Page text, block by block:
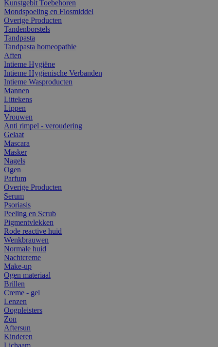
Kunstgebit Toebehoren
Mondspoeling en Flosmiddel
Overige Producten
Tandenborstels
Tandpasta
Tandpasta homeopathie
Aften
Intieme Hygiëne
Intieme Hygienische Verbanden
Intieme Wasproducten
Mannen
Littekens
Lippen
Vrouwen
Anti rimpel - veroudering
Gelaat
Mascara
Masker
Nagels
Ogen
Parfum
Overige Producten
Serum
Psoriasis
Peeling en Scrub
Pigmentvlekken
Rode reactive huid
Wenkbrauwen
Normale huid
Nachtcreme
Make-up
Ogen materiaal
Brillen
Creme - gel
Lenzen
Oogpleisters
Zon
Aftersun
Kinderen
Lichaam